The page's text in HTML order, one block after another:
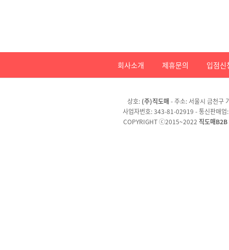
회사소개 제휴문의 입점신
상호: (주)직도매 - 주소: 서울시 금천구
사업자번호: 343-81-02919 - 통신판매
COPYRIGHT ⓒ2015~2022 직도매B2B